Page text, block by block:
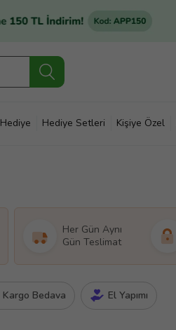
Hediye Hediye Setleri Kişiye Özel
Her Gün Aynı
Gün Teslimat
Kargo Bedava El Yapımı